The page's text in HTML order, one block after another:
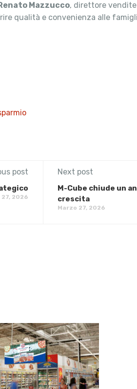
Mazzucco, direttore vendite
qualità e convenienza alle
post
27, 2026
Next post
M-Cube chiude un
crescita
Marzo 27, 2026